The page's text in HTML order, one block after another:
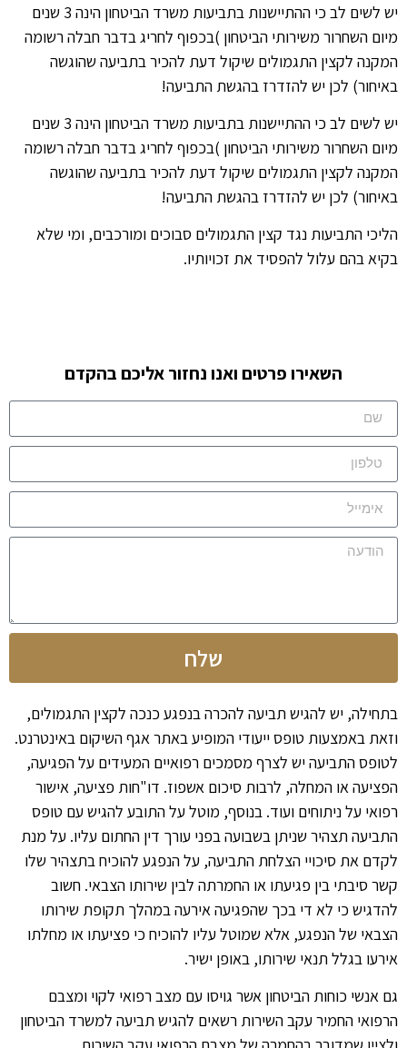
יש לשים לב כי ההתיישנות בתביעות משרד הביטחון הינה 3 שנים
מיום השחרור משירותי הביטחון )בכפוף לחריג בדבר חבלה רשומה
המקנה לקצין התגמולים שיקול דעת להכיר בתביעה שהוגשה
באיחור) לכן יש להזדרז בהגשת התביעה!
יש לשים לב כי ההתיישנות בתביעות משרד הביטחון הינה 3 שנים
מיום השחרור משירותי הביטחון )בכפוף לחריג בדבר חבלה רשומה
המקנה לקצין התגמולים שיקול דעת להכיר בתביעה שהוגשה
באיחור) לכן יש להזדרז בהגשת התביעה!
הליכי התביעות נגד קצין התגמולים סבוכים ומורכבים, ומי שלא
בקיא בהם עלול להפסיד את זכויותיו.
השאירו פרטים ואנו נחזור אליכם בהקדם
שלח
בתחילה, יש להגיש תביעה להכרה בנפגע כנכה לקצין התגמולים,
וזאת באמצעות טופס ייעודי המופיע באתר אגף השיקום באינטרנט.
לטופס התביעה יש לצרף מסמכים רפואיים המעידים על הפגיעה,
הפציעה או המחלה, לרבות סיכום אשפוז. דו"חות פציעה, אישור
רפואי על ניתוחים ועוד. בנוסף, מוטל על התובע להגיש עם טופס
התביעה תצהיר שניתן בשבועה בפני עורך דין החתום עליו. על מנת
לקדם את סיכויי הצלחת התביעה, על הנפגע להוכיח בתצהיר שלו
קשר סיבתי בין פגיעתו או החמרתה לבין שירותו הצבאי. חשוב
להדגיש כי לא די בכך שהפגיעה אירעה במהלך תקופת שירותו
הצבאי של הנפגע, אלא שמוטל עליו להוכיח כי פציעתו או מחלתו
אירעו בגלל תנאי שירותו, באופן ישיר.
גם אנשי כוחות הביטחון אשר גויסו עם מצב רפואי לקוי ומצבם
הרפואי החמיר עקב השירות רשאים להגיש תביעה למשרד הביטחון